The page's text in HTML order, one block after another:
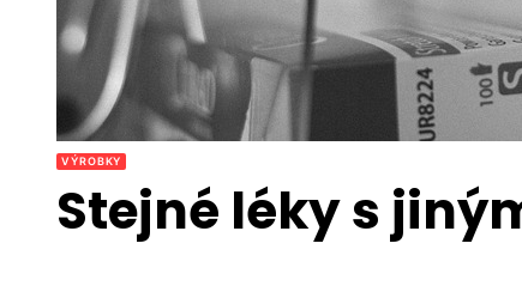
VÝROBKY
Stejné léky s